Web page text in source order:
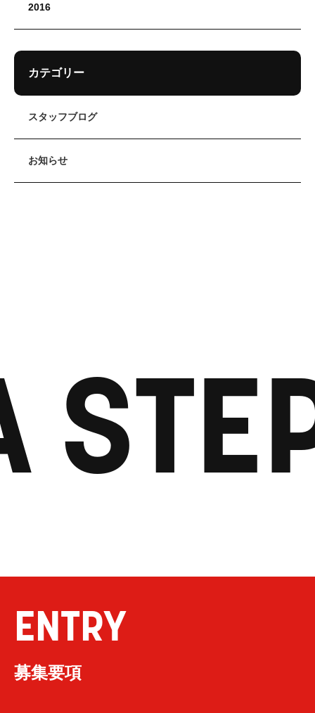
2016
カテゴリー
スタッフブログ
お知らせ
ENTRY
募集要項